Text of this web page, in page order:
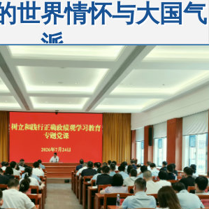
世界情怀与大国气
派
系列主场外交活动，主题鲜明、成果丰硕、亮
色大国外交新名片，成为推动构建人类命运...